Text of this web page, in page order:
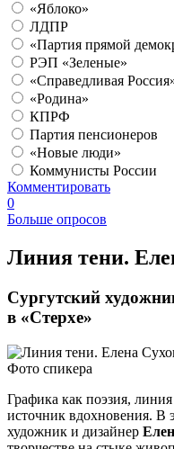
«Яблоко»
ЛДПР
«Партия прямой
РЭП «Зеленые»
«Справедливая
«Родина»
КПРФ
Партия пенсионеров
«Новые люди»
Коммунисты России
Комментировать
0
Больше опросов
Линия тени.
Сургутский
в «Стерхе»
Фото спикера
Графика как поэзия,
источник вдохновения. В
художник и дизайнер